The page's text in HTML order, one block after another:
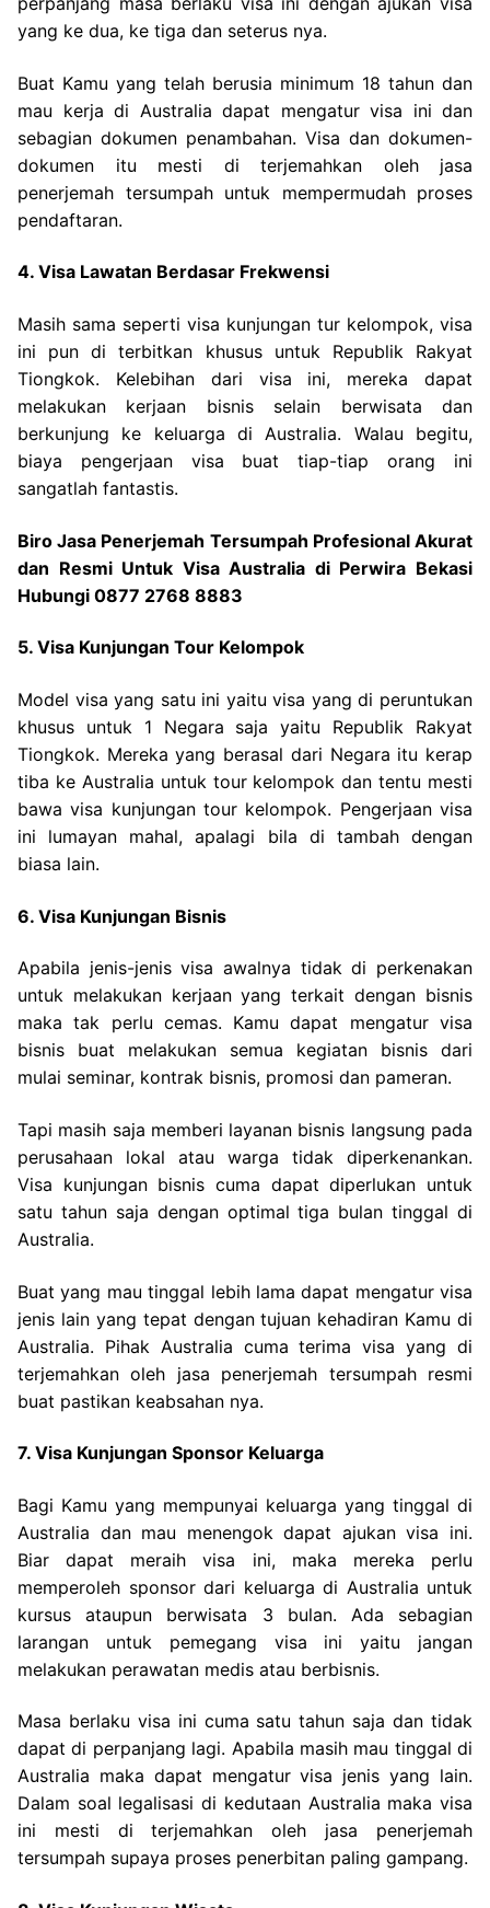
yang ke dua, ke tiga dan seterus nya.
Buat Kamu yang telah berusia minimum 18 tahun dan
mau kerja di Australia dapat mengatur visa ini dan
sebagian dokumen penambahan. Visa dan dokumen-
dokumen itu mesti di terjemahkan oleh jasa
penerjemah tersumpah untuk mempermudah proses
pendaftaran.
4. Visa Lawatan Berdasar Frekwensi
Masih sama seperti visa kunjungan tur kelompok, visa
ini pun di terbitkan khusus untuk Republik Rakyat
Tiongkok. Kelebihan dari visa ini, mereka dapat
melakukan kerjaan bisnis selain berwisata dan
berkunjung ke keluarga di Australia. Walau begitu,
biaya pengerjaan visa buat tiap-tiap orang ini
sangatlah fantastis.
Biro Jasa Penerjemah Tersumpah Profesional Akurat
dan Resmi Untuk Visa Australia di Perwira Bekasi
Hubungi 0877 2768 8883
5. Visa Kunjungan Tour Kelompok
Model visa yang satu ini yaitu visa yang di peruntukan
khusus untuk 1 Negara saja yaitu Republik Rakyat
Tiongkok. Mereka yang berasal dari Negara itu kerap
tiba ke Australia untuk tour kelompok dan tentu mesti
bawa visa kunjungan tour kelompok. Pengerjaan visa
ini lumayan mahal, apalagi bila di tambah dengan
biasa lain.
6. Visa Kunjungan Bisnis
Apabila jenis-jenis visa awalnya tidak di perkenakan
untuk melakukan kerjaan yang terkait dengan bisnis
maka tak perlu cemas. Kamu dapat mengatur visa
bisnis buat melakukan semua kegiatan bisnis dari
mulai seminar, kontrak bisnis, promosi dan pameran.
Tapi masih saja memberi layanan bisnis langsung pada
perusahaan lokal atau warga tidak diperkenankan.
Visa kunjungan bisnis cuma dapat diperlukan untuk
satu tahun saja dengan optimal tiga bulan tinggal di
Australia.
Buat yang mau tinggal lebih lama dapat mengatur visa
jenis lain yang tepat dengan tujuan kehadiran Kamu di
Australia. Pihak Australia cuma terima visa yang di
terjemahkan oleh jasa penerjemah tersumpah resmi
buat pastikan keabsahan nya.
7. Visa Kunjungan Sponsor Keluarga
Bagi Kamu yang mempunyai keluarga yang tinggal di
Australia dan mau menengok dapat ajukan visa ini.
Biar dapat meraih visa ini, maka mereka perlu
memperoleh sponsor dari keluarga di Australia untuk
kursus ataupun berwisata 3 bulan. Ada sebagian
larangan untuk pemegang visa ini yaitu jangan
melakukan perawatan medis atau berbisnis.
Masa berlaku visa ini cuma satu tahun saja dan tidak
dapat di perpanjang lagi. Apabila masih mau tinggal di
Australia maka dapat mengatur visa jenis yang lain.
Dalam soal legalisasi di kedutaan Australia maka visa
ini mesti di terjemahkan oleh jasa penerjemah
tersumpah supaya proses penerbitan paling gampang.